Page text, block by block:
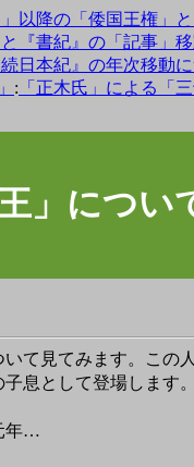
」以降の「倭国王権」
と『書紀』の「記事」
続日本紀』の年次移動
: 「正木氏」による「
王」につい
て見てみます。この
息として登場します。
年…